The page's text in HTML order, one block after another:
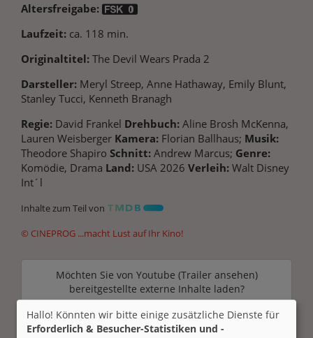
Altersfreigabe:
Laufzeit: ca. 118 min.
Originaltitel: The Devil Wears Prada 2
Darsteller: Meryl Streep, Anne Hathaway, Emily Blunt,
Stanley Tucci, Kenneth Branagh
Regie: David Frankel Drehbuch: Aline Brosh McKenna,
Lauren Weisberger Kamera: Florian Ballhaus; Musik:
Theodore Shapiro Schnitt: Andrew Marcus; Genre:
Komödie, Drama Land: USA 2026 Verleih: Walt Disney
Int´l
Inhalte zum Teil von
© CINEPROG ...macht Lust auf Ihr Kino!
Möchten Sie von Youtube (Trailer ansehen)
bereitgestellte externe Inhalte laden?
Ja
Hallo! Könnten wir bitte einige zusätzliche Dienste für
Erforderlich & Besucher-Statistiken und -